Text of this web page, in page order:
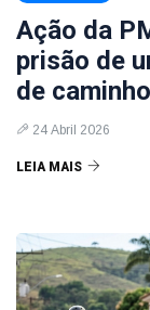
Ação da
prisão de
de
24 Abril 2026
LEIA MAIS